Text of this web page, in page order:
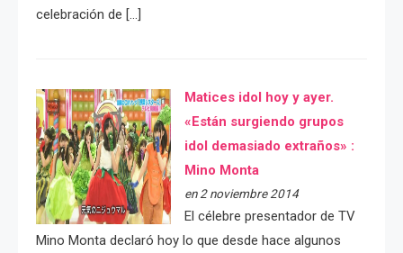
celebración de […]
Matices idol hoy y ayer.
«Están surgiendo grupos
idol demasiado extraños» :
Mino Monta
en 2 noviembre 2014
El célebre presentador de TV
Mino Monta declaró hoy lo que desde hace algunos